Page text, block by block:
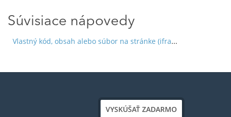
Súvisiace nápovedy
Vlastný kód, obsah alebo súbor na stránke (iframe, HTML, JavaScript)
VYSKÚŠAŤ ZADARMO